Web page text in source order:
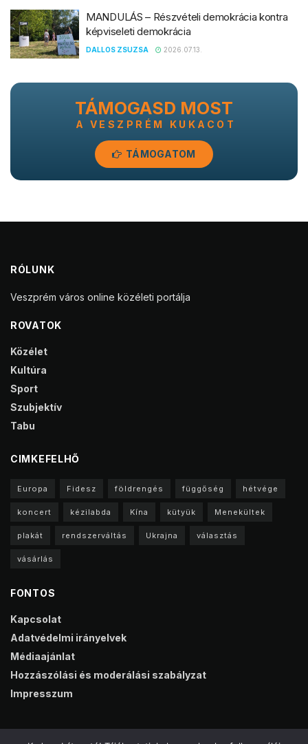
MANDULÁS – Részvételi demokrácia kontra
képviseleti demokrácia
DALLOS ZSUZSA 2026.07.13.
TÁMOGASD MOST
A VESZPRÉM KUKACOT
TÁMOGATOM
RÓLUNK
Veszprém város online közéleti portálja
ROVATOK
Közélet
Kultúra
Sport
Szubjektív
Tabu
CIMKEFELHŐ
Europa Fidesz földrengés függőség hétvége
koncert kézilabda Kína kütyük Menekültek
plakát rendszerváltás Ukrajna választás
vásárlás
FONTOS
Kapcsolat
Adatvédelmi irányelvek
Médiaajánlat
Hozzászólási és moderálási szabályzat
Impresszum